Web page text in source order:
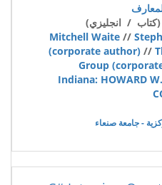
(المعارف
/ انجليزي)
Mitchell Waite //
(corporate author) //
Group
Indiana: HOWARD
- جامعة صنعاء